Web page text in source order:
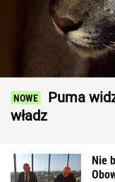
Puma
władz
Nie